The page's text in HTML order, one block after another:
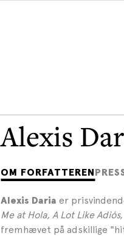
Alexis
OM FORFATTEREN
Alexis Daria er
Me at Hola, A Lot Like
fremhævet på adskillige